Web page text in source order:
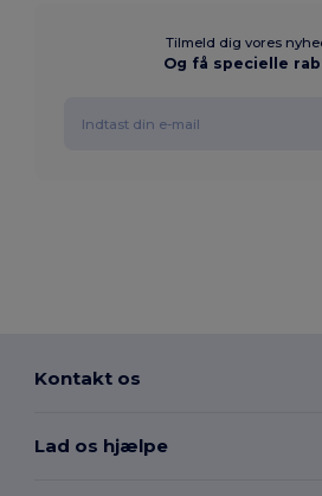
Tilmeld dig vores
Og få specielle
Kontakt os
Lad os hjælpe